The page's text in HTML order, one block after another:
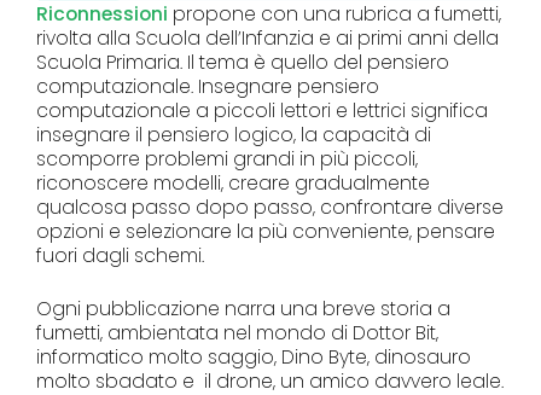
Riconnessioni propone con una rubrica a fumetti,
rivolta alla Scuola dell’Infanzia e ai primi anni della
Scuola Primaria. Il tema è quello del pensiero
computazionale. Insegnare pensiero
computazionale a piccoli lettori e lettrici significa
insegnare il pensiero logico, la capacità di
scomporre problemi grandi in più piccoli,
riconoscere modelli, creare gradualmente
qualcosa passo dopo passo, confrontare diverse
opzioni e selezionare la più conveniente, pensare
fuori dagli schemi.
Ogni pubblicazione narra una breve storia a
fumetti, ambientata nel mondo di Dottor Bit,
informatico molto saggio, Dino Byte, dinosauro
molto sbadato e il drone, un amico davvero leale.